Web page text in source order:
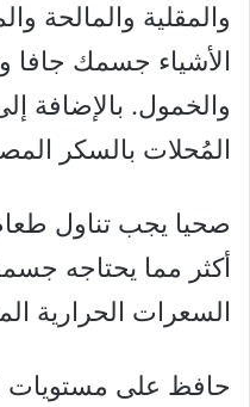
والمقلية والمالحة
الأشياء جسمك جافا
والخمول. بالإضافة
المُحلات بالسكر
صحيا يجب تناول
أكثر مما يحتاجه
السعرات الحرارية
حافظ على مستويات